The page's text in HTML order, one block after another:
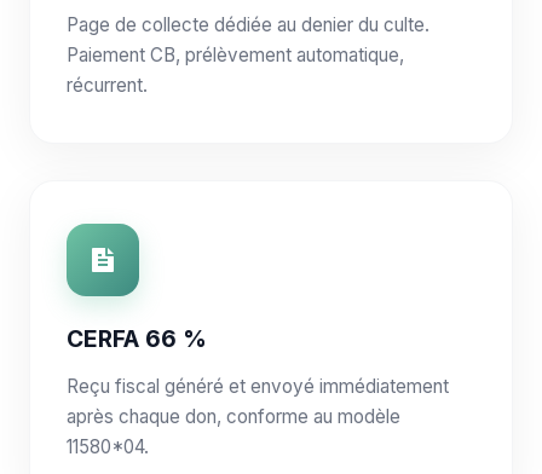
Page de collecte dédiée au denier du culte.
Paiement CB, prélèvement automatique,
récurrent.
CERFA 66 %
Reçu fiscal généré et envoyé immédiatement
après chaque don, conforme au modèle
11580*04.